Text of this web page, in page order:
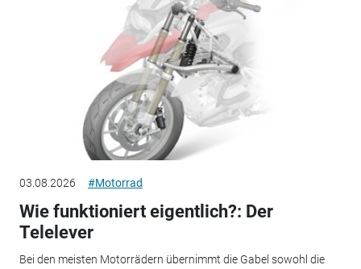
03.08.2026 #Motorrad
Wie funktioniert eigentlich?: Der
Telelever
Bei den meisten Motorrädern übernimmt die Gabel sowohl die